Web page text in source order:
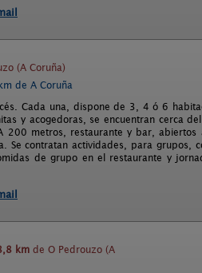
(A Coruña)
de A Coruña
Cada una, dispone de 3, 4 ó 6
y acogedoras, se encuentran cerca
metros, restaurante y bar, abiertos
Se contratan actividades, para grupos,
de grupo en el restaurante y
km de O Pedrouzo (A